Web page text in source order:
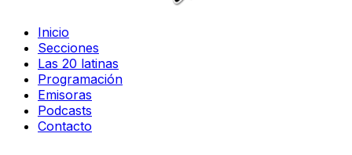
Inicio
Secciones
Las 20 latinas
Programación
Emisoras
Podcasts
Contacto